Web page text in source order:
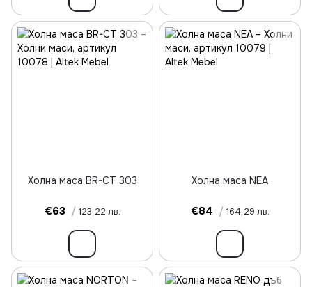
Холна маса BR-CT 303
€63 / 123,22 лв.
Холна маса NEA
€84 / 164,29 лв.